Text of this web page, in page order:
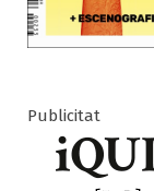
Publicitat